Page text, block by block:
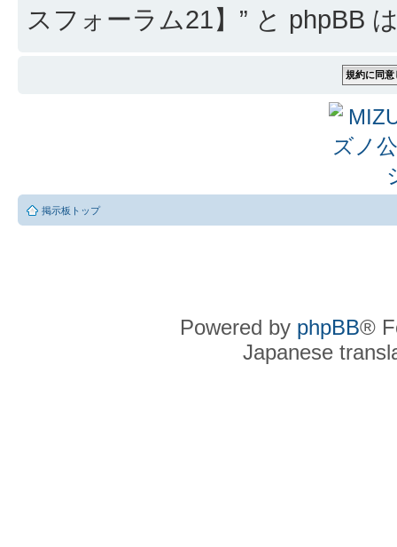
スフォーラム21】” と phpBB
掲示板トップ
Powered by phpBB®
Japanese